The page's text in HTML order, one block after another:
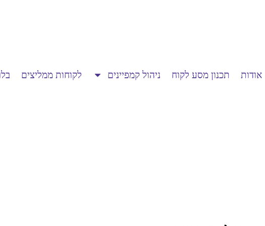
אודות תכנון מסע לקוח ניהול קמפיינים לקוחות ממליצים